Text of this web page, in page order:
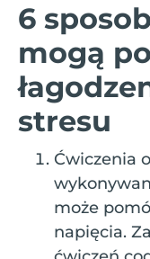
6
mogą
stresu
Ćwiczenia
może
napięcia.